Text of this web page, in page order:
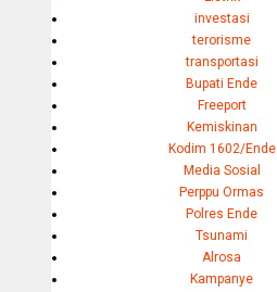
investasi
terorisme
transportasi
Bupati Ende
Freeport
Kemiskinan
Kodim 1602/Ende
Media Sosial
Perppu Ormas
Polres Ende
Tsunami
Alrosa
Kampanye